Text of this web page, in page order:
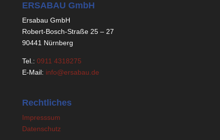
ERSABAU GmbH
Ersabau GmbH
Robert-Bosch-Straße 25 – 27
90441 Nürnberg
Tel.: 0911 4318275
E-Mail: info@ersabau.de
Rechtliches
Impresssum
Datenschutz